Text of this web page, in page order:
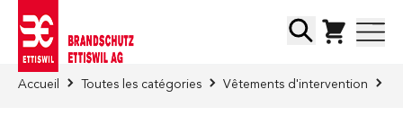
Chercher
Accueil Toutes les catégories Vêtements d'intervention